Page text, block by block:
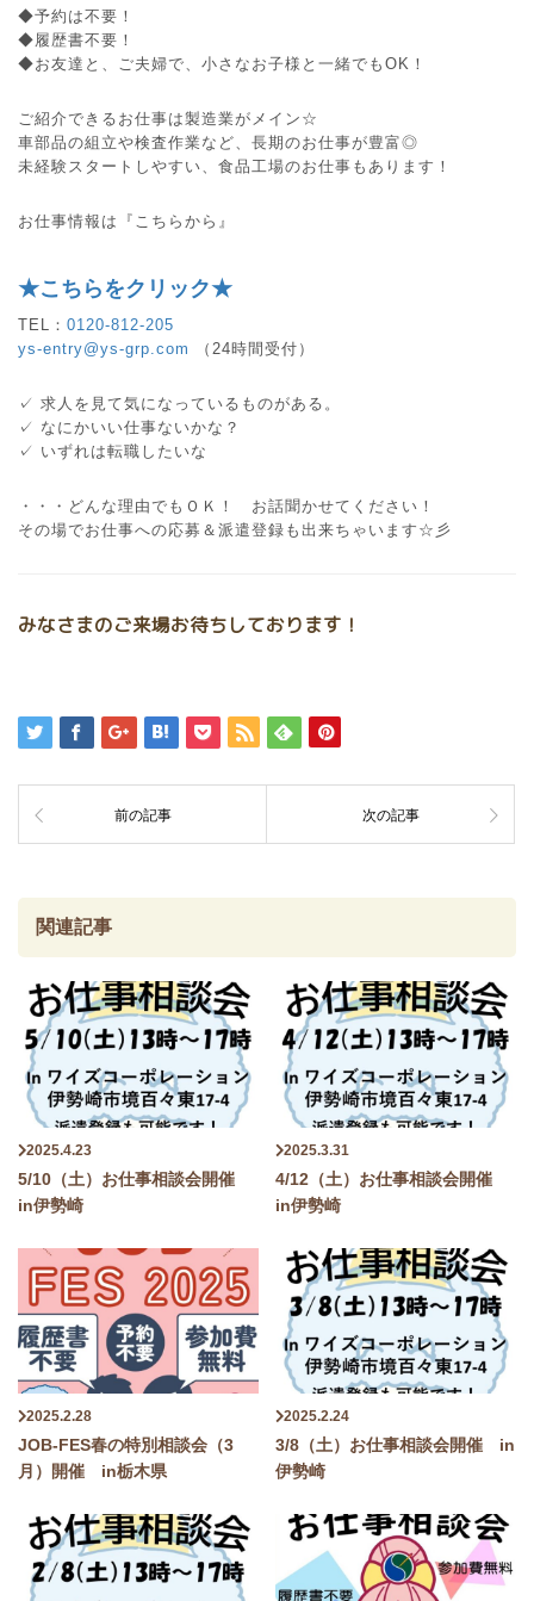
◆予約は不要！
◆履歴書不要！
◆お友達と、ご夫婦で、小さなお子様と一緒でもOK！
ご紹介できるお仕事は製造業がメイン☆
車部品の組立や検査作業など、長期のお仕事が豊富◎
未経験スタートしやすい、食品工場のお仕事もあります！
お仕事情報は『こちらから』
★こちらをクリック★
TEL： 0120-812-205
ys-entry@ys-grp.com
（24時間受付）
✓ 求人を見て気になっているものがある。
✓ なにかいい仕事ないかな？
✓ いずれは転職したいな
・・・どんな理由でもＯＫ！ お話聞かせてください！
その場でお仕事への応募＆派遣登録も出来ちゃいます☆彡
みなさまのご来場お待ちしております！
前の記事 次の記事
関連記事
2025.4.23
5/10（土）お仕事相談会開催
in伊勢崎
2025.3.31
4/12（土）お仕事相談会開催
in伊勢崎
2025.2.28
JOB-FES春の特別相談会（3
月）開催 in栃木県
2025.2.24
3/8（土）お仕事相談会開催 in
伊勢崎